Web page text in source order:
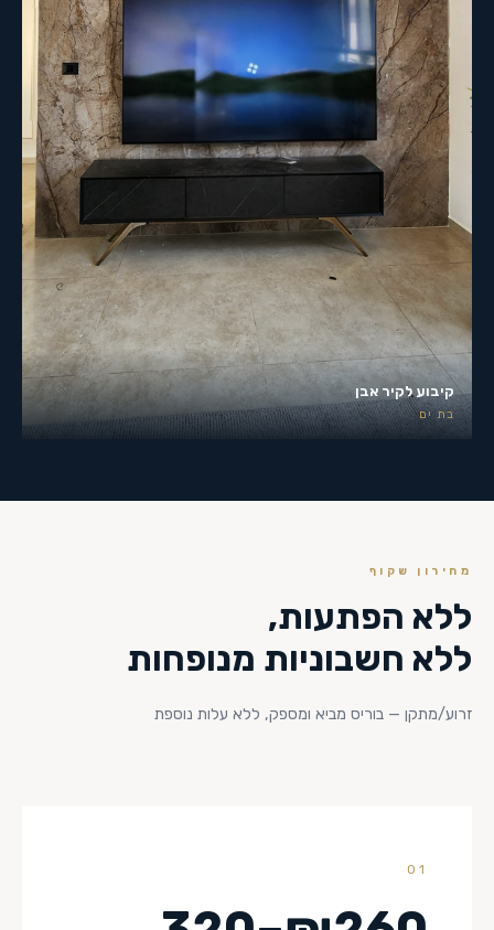
קיבוע לקיר אבן
בת ים
מחירון שקוף
ללא הפתעות,
ללא חשבוניות מנופחות
זרוע/מתקן — בוריס מביא ומספק, ללא עלות נוספת
01